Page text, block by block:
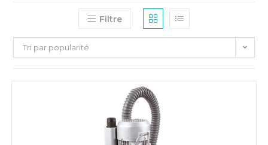
Filtre
Tri par popularité